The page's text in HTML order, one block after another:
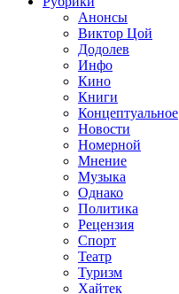
Анонсы
Виктор Цой
Додолев
Инфо
Кино
Книги
Концептуальное
Новости
Номерной
Мнение
Музыка
Однако
Политика
Рецензия
Спорт
Театр
Туризм
Хайтек